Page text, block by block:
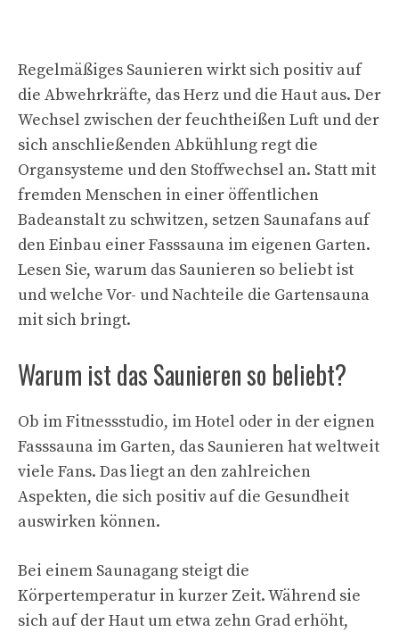
Regelmäßiges Saunieren wirkt sich positiv auf
die Abwehrkräfte, das Herz und die Haut aus. Der
Wechsel zwischen der feuchtheißen Luft und der
sich anschließenden Abkühlung regt die
Organsysteme und den Stoffwechsel an. Statt mit
fremden Menschen in einer öffentlichen
Badeanstalt zu schwitzen, setzen Saunafans auf
den Einbau einer Fasssauna im eigenen Garten.
Lesen Sie, warum das Saunieren so beliebt ist
und welche Vor- und Nachteile die Gartensauna
mit sich bringt.
Warum ist das Saunieren so beliebt?
Ob im Fitnessstudio, im Hotel oder in der eignen
Fasssauna im Garten, das Saunieren hat weltweit
viele Fans. Das liegt an den zahlreichen
Aspekten, die sich positiv auf die Gesundheit
auswirken können.
Bei einem Saunagang steigt die
Körpertemperatur in kurzer Zeit. Während sie
sich auf der Haut um etwa zehn Grad erhöht,